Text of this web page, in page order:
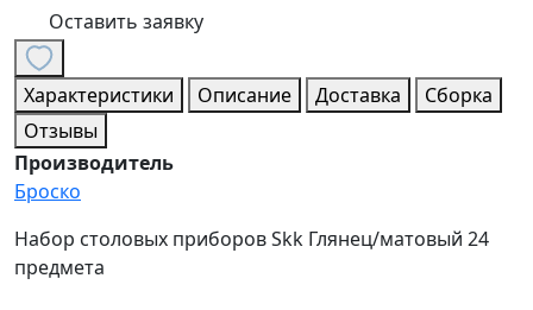
Оставить заявку
Характеристики Описание Доставка
Сборка
Отзывы
Производитель
Броско
Набор столовых приборов Skk Глянец/матовый 24
предмета